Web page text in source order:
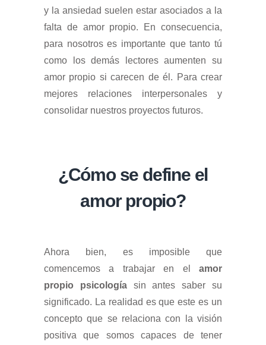
y la ansiedad suelen estar asociados a la
falta de amor propio. En consecuencia,
para nosotros es importante que tanto tú
como los demás lectores aumenten su
amor propio si carecen de él. Para crear
mejores relaciones interpersonales y
consolidar nuestros proyectos futuros.
¿Cómo se define el
amor propio?
Ahora bien, es imposible que
comencemos a trabajar en el amor
propio psicologíasin antes saber su
significado. La realidad es que este es un
concepto que se relaciona con la visión
positiva que somos capaces de tener